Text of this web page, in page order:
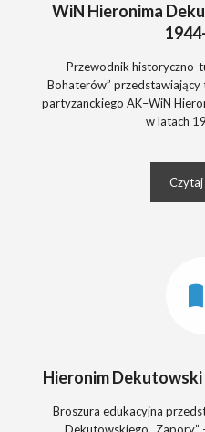
WiN Hieronima
Przewodnik historyczno-
Bohaterów” przedstawiający
partyzanckiego AK–WiN
w latach
Hieronim Dekutowski
Broszura edukacyjna